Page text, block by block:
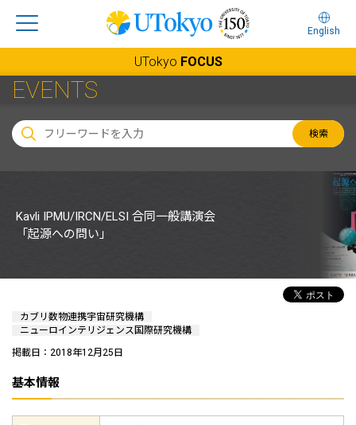
English
UTokyo FOCUS
EVENTS
検索
Kavli IPMU/IRCN/ELSI 合同一般講演会
「起源への問い」
カブリ数物連携宇宙研究機構
ニューロインテリジェンス国際研究機構
掲載日：2018年12月25日
基本情報